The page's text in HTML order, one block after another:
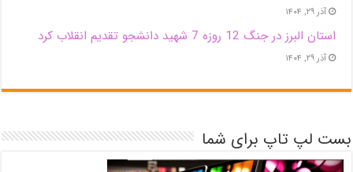
آذر ۲۹, ۱۴۰۴
استان البرز در جنگ 12 روزه 7 شهید دانشجو تقدیم انقلاب کرد
آذر ۲۹, ۱۴۰۴
بست لپ تاپ برای شما